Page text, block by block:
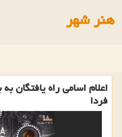
هنر شهر
اعلام اسامی راه
فردا